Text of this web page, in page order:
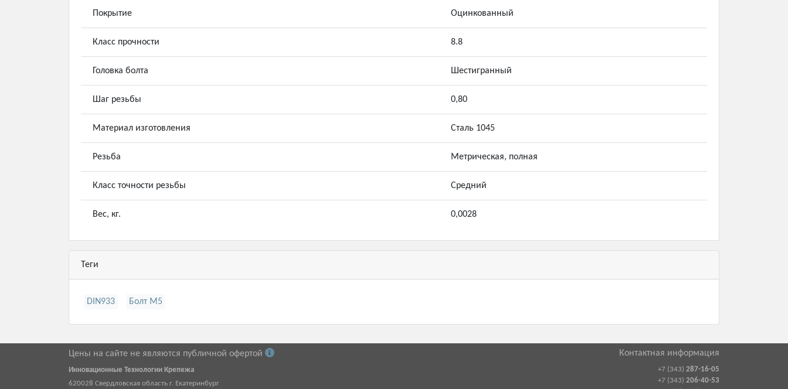
Покрытие Оцинкованный
Класс прочности 8.8
Головка болта Шестигранный
Шаг резьбы 0,80
Материал изготовления Сталь 1045
Резьба Метрическая, полная
Класс точности резьбы Средний
Вес, кг. 0,0028
Теги
DIN933 Болт М5
Цены на сайте не являются публичной офертой
Инновационные Технологии Крепежа
620028 Свердловская область г. Екатеринбург
Контактная информация
+7 (343) 287-16-05
+7 (343) 206-40-53